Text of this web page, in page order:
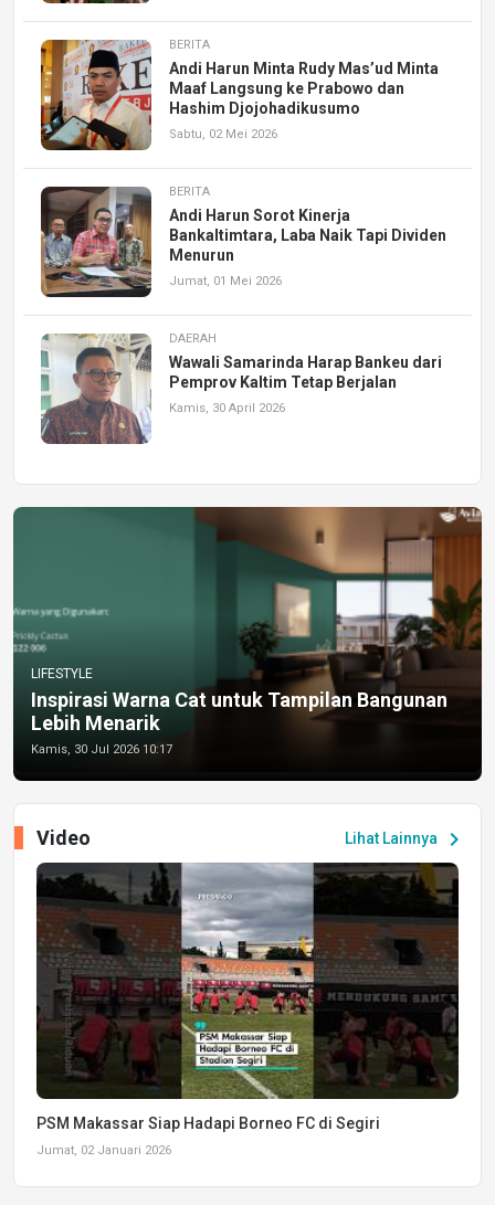
BERITA
Andi Harun Minta Rudy Mas’ud Minta
Maaf Langsung ke Prabowo dan
Hashim Djojohadikusumo
Sabtu, 02 Mei 2026
BERITA
Andi Harun Sorot Kinerja
Bankaltimtara, Laba Naik Tapi Dividen
Menurun
Jumat, 01 Mei 2026
DAERAH
Wawali Samarinda Harap Bankeu dari
Pemprov Kaltim Tetap Berjalan
Kamis, 30 April 2026
LIFESTYLE
Inspirasi Warna Cat untuk Tampilan Bangunan
Lebih Menarik
Kamis, 30 Jul 2026 10:17
Lihat Lainnya chevron_right
Video
PSM Makassar Siap Hadapi Borneo FC di Segiri
Jumat, 02 Januari 2026